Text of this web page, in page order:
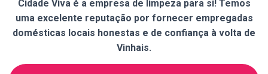
I
Cidade Viva é a empresa de limpeza para si! Temos
uma excelente reputação por fornecer empregadas
domésticas locais honestas e de confiança à volta de
Vinhais.